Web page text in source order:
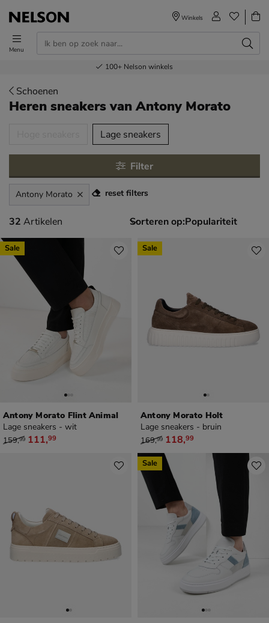
Menu
Winkels
Voor 23.00u besteld,volgende dag in huis
Gratisverzending en retour
Bestel nu,betaal later
100+ Nelson winkels
Schoenen
Heren sneakersvan Antony Morato
Lage sneakers
Filter
Antony Morato reset filters
32 artikelen
32 Artikelen Sorteren op:
Antony Morato Flint Animal
Lage sneakers - wit
van € 159,99 voor € 111,99
159,99 111,99
Sale
Antony Morato Holt
Lage sneakers - bruin
van € 169,99 voor € 118,99
169,99 118,99
Sale
Sale